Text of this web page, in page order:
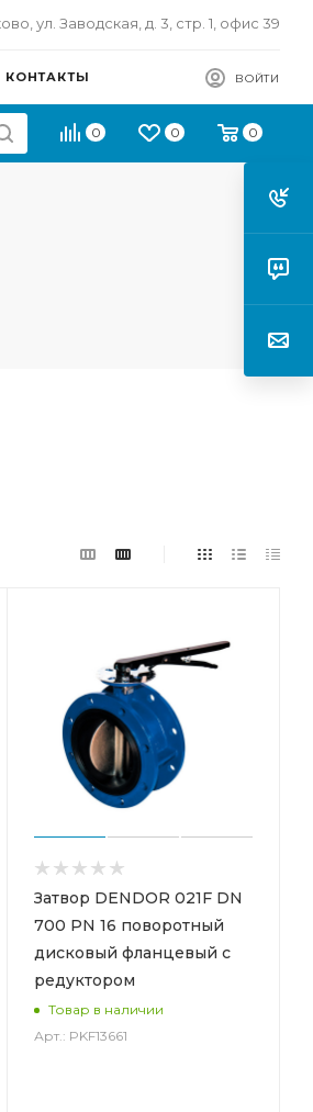
ул. Заводская, д. 3, стр. 1, офис 39
КОНТАКТЫ ВОЙТИ
0 0 0
Затвор DENDOR 021F DN
700 PN 16 поворотный
дисковый фланцевый с
редуктором
Товар в наличии
Арт.: PKF13661